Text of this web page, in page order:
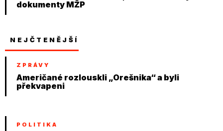
dokumenty MŽP
NEJČTENĚJŠÍ
ZPRÁVY
Američané rozlouskli „Orešnika“ a byli
překvapeni
POLITIKA